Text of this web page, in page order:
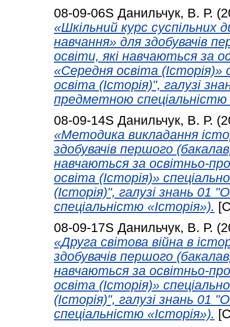
08-09-06S Данильчук, В. Р.
«Шкільний курс суспільних
навчання» для здобувачів
освіти, які навчаються за
«Середня освіта (Історія)»
освіта (Історія)", галузі
предметною спеціальністю
08-09-14S Данильчук, В. Р.
«Методика викладання
здобувачів першого
навчаються за освітньо-
освіта (Історія)»
(Історія)", галузі знань 01
спеціальністю «Історія»).
08-09-17S Данильчук, В. Р.
«Друга світова війна в
здобувачів першого
навчаються за освітньо-
освіта (Історія)»
(Історія)", галузі знань 01
спеціальністю «Історія»).